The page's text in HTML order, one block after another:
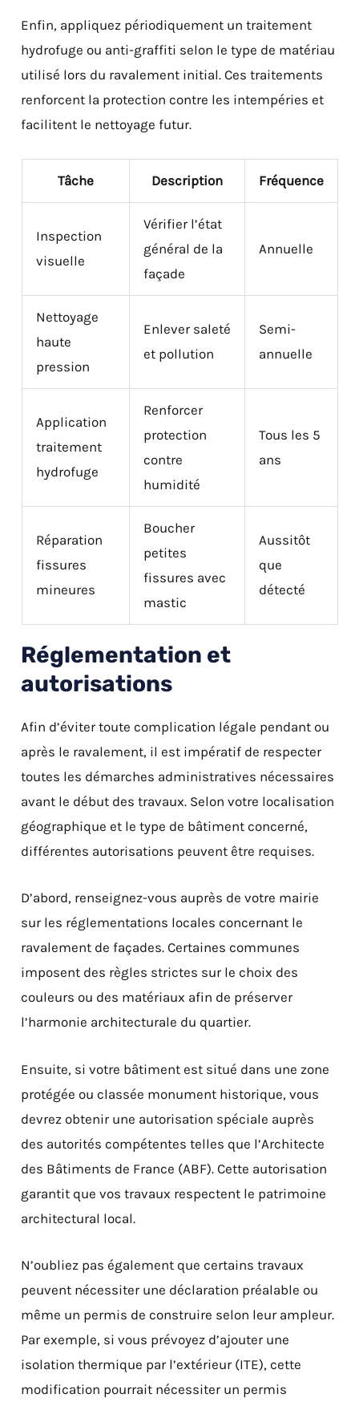
Enfin, appliquez périodiquement un traitement
hydrofuge ou anti-graffiti selon le type de matériau
utilisé lors du ravalement initial. Ces traitements
renforcent la protection contre les intempéries et
facilitent le nettoyage futur.
Tâche Description Fréquence
Inspection
visuelle
Vérifier l’état
général de la
façade
Annuelle
Nettoyage
haute
pression
Enlever saleté
et pollution
Semi-
annuelle
Application
traitement
hydrofuge
Renforcer
protection
contre
humidité
Tous les 5
ans
Réparation
fissures
mineures
Boucher
petites
fissures avec
mastic
Aussitôt
que
détecté
Réglementation et
autorisations
Afin d’éviter toute complication légale pendant ou
après le ravalement, il est impératif de respecter
toutes les démarches administratives nécessaires
avant le début des travaux. Selon votre localisation
géographique et le type de bâtiment concerné,
différentes autorisations peuvent être requises.
D’abord, renseignez-vous auprès de votre mairie
sur les réglementations locales concernant le
ravalement de façades. Certaines communes
imposent des règles strictes sur le choix des
couleurs ou des matériaux afin de préserver
l’harmonie architecturale du quartier.
Ensuite, si votre bâtiment est situé dans une zone
protégée ou classée monument historique, vous
devrez obtenir une autorisation spéciale auprès
des autorités compétentes telles que l’Architecte
des Bâtiments de France (ABF). Cette autorisation
garantit que vos travaux respectent le patrimoine
architectural local.
N’oubliez pas également que certains travaux
peuvent nécessiter une déclaration préalable ou
même un permis de construire selon leur ampleur.
Par exemple, si vous prévoyez d’ajouter une
isolation thermique par l’extérieur (ITE), cette
modification pourrait nécessiter un permis